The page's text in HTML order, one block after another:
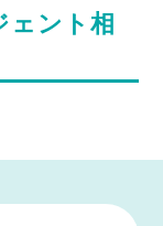
ント相